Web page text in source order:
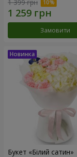
1 399 грн
Замовити
Букет «Білий сатин»